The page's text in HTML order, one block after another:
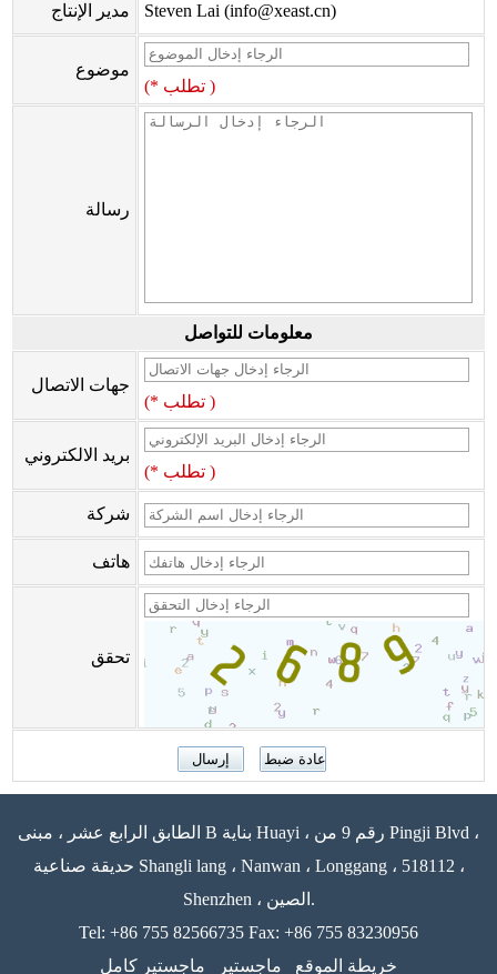
مدير الإنتاج Steven Lai (info@xeast.cn)
موضوع
(* تطلب )
رسالة
معلومات للتواصل
جهات الاتصال
(* تطلب )
بريد الالكتروني
(* تطلب )
شركة
هاتف
تحقق
الطابق الرابع عشر ، مبنى B بناية Huayi ، رقم 9 من Pingji Blvd ،
حديقة صناعية Shangli lang ، Nanwan ، Longgang ، 518112 ،
Shenzhen ، الصين.
Tel: +86 755 82566735 Fax: +86 755 83230956
خريطة الموقع
ماجستير ماجستير كامل